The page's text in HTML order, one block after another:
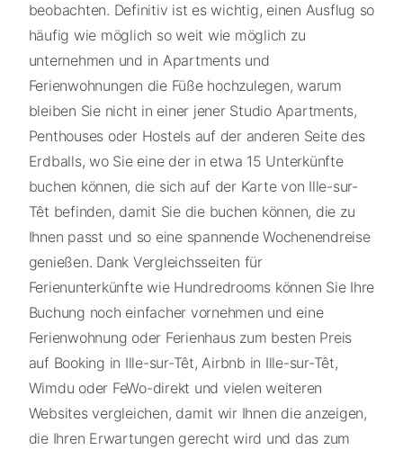
beobachten. Definitiv ist es wichtig, einen Ausflug so
häufig wie möglich so weit wie möglich zu
unternehmen und in Apartments und
Ferienwohnungen die Füße hochzulegen, warum
bleiben Sie nicht in einer jener Studio Apartments,
Penthouses oder Hostels auf der anderen Seite des
Erdballs, wo Sie eine der in etwa 15 Unterkünfte
buchen können, die sich auf der Karte von Ille-sur-
Têt befinden, damit Sie die buchen können, die zu
Ihnen passt und so eine spannende Wochenendreise
genießen. Dank Vergleichsseiten für
Ferienunterkünfte wie Hundredrooms können Sie Ihre
Buchung noch einfacher vornehmen und eine
Ferienwohnung oder Ferienhaus zum besten Preis
auf Booking in Ille-sur-Têt, Airbnb in Ille-sur-Têt,
Wimdu oder FeWo-direkt und vielen weiteren
Websites vergleichen, damit wir Ihnen die anzeigen,
die Ihren Erwartungen gerecht wird und das zum